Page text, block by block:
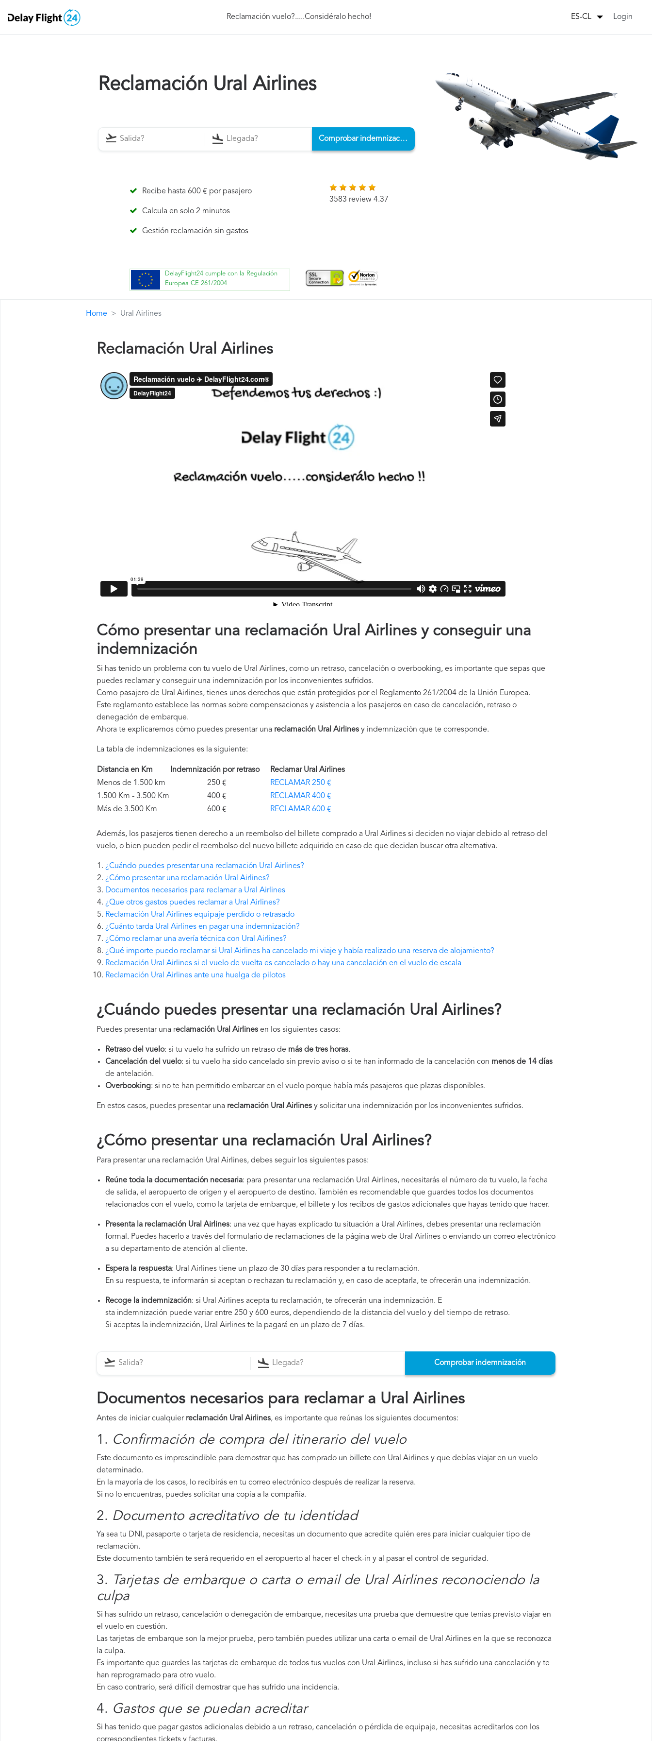
Reclamación vuelo?.....Considéralo hecho! ES-CL Login
Reclamación Ural Airlines
Comprobar indemnización
Recibe hasta 600 € por pasajero
Calcula en solo 2 minutos
Gestión reclamación sin gastos
3583 review 4.37
DelayFlight24 cumple con la Regulación
Europea CE 261/2004
Home Ural Airlines
Reclamación Ural Airlines
Cómo presentar una reclamación Ural Airlines y conseguir una
indemnización
Si has tenido un problema con tu vuelo de Ural Airlines, como un retraso, cancelación o overbooking, es importante que sepas que
puedes reclamar y conseguir una indemnización por los inconvenientes sufridos.
Como pasajero de Ural Airlines, tienes unos derechos que están protegidos por el Reglamento 261/2004 de la Unión Europea.
Este reglamento establece las normas sobre compensaciones y asistencia a los pasajeros en caso de cancelación, retraso o
denegación de embarque.
Ahora te explicaremos cómo puedes presentar una reclamación Ural Airlines y indemnización que te corresponde.
La tabla de indemnizaciones es la siguiente:
Distancia en Km Indemnización por retraso
Reclamar Ural Airlines
Menos de 1.500 km
250 €
RECLAMAR 250 €
1.500 Km - 3.500 Km
400 €
RECLAMAR 400 €
Más de 3.500 Km
600 € RECLAMAR 600 €
Además, los pasajeros tienen derecho a un reembolso del billete comprado a Ural Airlines si deciden no viajar debido al retraso del
vuelo, o bien pueden pedir el reembolso del nuevo billete adquirido en caso de que decidan buscar otra alternativa.
¿Cuándo puedes presentar una reclamación Ural Airlines?
¿Cómo presentar una reclamación Ural Airlines?
Documentos necesarios para reclamar a Ural Airlines
¿Que otros gastos puedes reclamar a Ural Airlines?
Reclamación Ural Airlines equipaje perdido o retrasado
¿Cuánto tarda Ural Airlines en pagar una indemnización?
¿Cómo reclamar una avería técnica con Ural Airlines?
¿Qué importe puedo reclamar si Ural Airlines ha cancelado mi viaje y había realizado una reserva de alojamiento?
Reclamación Ural Airlines si el vuelo de vuelta es cancelado o hay una cancelación en el vuelo de escala
Reclamación Ural Airlines ante una huelga de pilotos
¿Cuándo puedes presentar una reclamación Ural Airlines?
Puedes presentar una reclamación Ural Airlines en los siguientes casos:
Retraso del vuelo: si tu vuelo ha sufrido un retraso de más de tres horas.
Cancelación del vuelo: si tu vuelo ha sido cancelado sin previo aviso o si te han informado de la cancelación con menos de 14 días
de antelación.
Overbooking: si no te han permitido embarcar en el vuelo porque había más pasajeros que plazas disponibles.
En estos casos, puedes presentar una reclamación Ural Airlines​ y solicitar una indemnización por los inconvenientes sufridos.
¿Cómo presentar una reclamación Ural Airlines?
Para presentar una reclamación Ural Airlines, debes seguir los siguientes pasos:
Reúne toda la documentación necesaria: para presentar una reclamación Ural Airlines, necesitarás el número de tu vuelo, la fecha
de salida, el aeropuerto de origen y el aeropuerto de destino. También es recomendable que guardes todos los documentos
relacionados con el vuelo, como la tarjeta de embarque, el billete y los recibos de gastos adicionales que hayas tenido que hacer.
Presenta la reclamación Ural Airlines: una vez que hayas explicado tu situación a Ural Airlines, debes presentar una reclamación
formal. Puedes hacerlo a través del formulario de reclamaciones de la página web de Ural Airlines o enviando un correo electrónico
a su departamento de atención al cliente.
Espera la respuesta: Ural Airlines tiene un plazo de 30 días para responder a tu reclamación.
En su respuesta, te informarán si aceptan o rechazan tu reclamación y, en caso de aceptarla, te ofrecerán una indemnización.
Recoge la indemnización: si Ural Airlines acepta tu reclamación, te ofrecerán una indemnización. E
sta indemnización puede variar entre 250 y 600 euros, dependiendo de la distancia del vuelo y del tiempo de retraso.
Si aceptas la indemnización, Ural Airlines te la pagará en un plazo de 7 días.
Comprobar indemnización
Documentos necesarios para reclamar a Ural Airlines
Antes de iniciar cualquier reclamación Ural Airlines, es importante que reúnas los siguientes documentos:
1. Confirmación de compra del itinerario del vuelo
Este documento es imprescindible para demostrar que has comprado un billete con Ural Airlines y que debías viajar en un vuelo
determinado.
En la mayoría de los casos, lo recibirás en tu correo electrónico después de realizar la reserva.
Si no lo encuentras, puedes solicitar una copia a la compañía.
2. Documento acreditativo de tu identidad
Ya sea tu DNI, pasaporte o tarjeta de residencia, necesitas un documento que acredite quién eres para iniciar cualquier tipo de
reclamación.
Este documento también te será requerido en el aeropuerto al hacer el check-in y al pasar el control de seguridad.
3.
Tarjetas de embarque o carta o email de Ural Airlines reconociendo la
culpa
Si has sufrido un retraso, cancelación o denegación de embarque, necesitas una prueba que demuestre que tenías previsto viajar en
el vuelo en cuestión.
Las tarjetas de embarque son la mejor prueba, pero también puedes utilizar una carta o email de Ural Airlines en la que se reconozca
la culpa.
Es importante que guardes las tarjetas de embarque de todos tus vuelos con Ural Airlines, incluso si has sufrido una cancelación y te
han reprogramado para otro vuelo.
En caso contrario, será difícil demostrar que has sufrido una incidencia.
4. Gastos que se puedan acreditar
Si has tenido que pagar gastos adicionales debido a un retraso, cancelación o pérdida de equipaje, necesitas acreditarlos con los